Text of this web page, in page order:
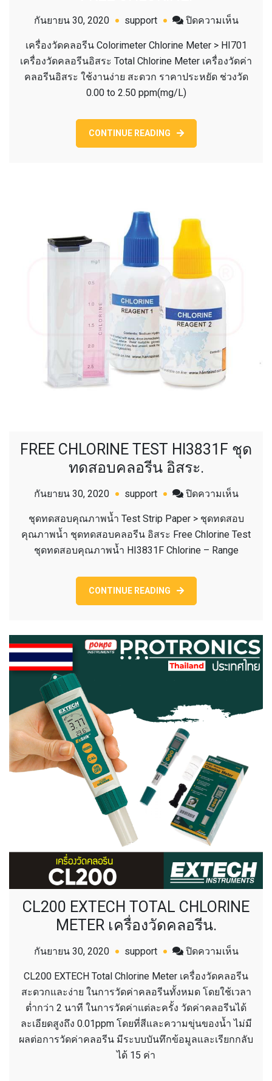
กันยายน 30, 2020 support ปิดความเห็นบน
เครื่อง
วัด
คลอรีน
เครื่องวัดคลอรีน Colorimeter Chlorine Meter > HI701
เครื่องวัดคลอรีนอิสระ Total Chlorine Meter เครื่องวัดค่า
คลอรีนอิสระ ใช้งานง่าย สะดวก ราคาประหยัด ช่วงวัด
0.00 to 2.50 ppm(mg/L)
CONTINUE READING
FREE CHLORINE TEST HI3831F ชุด
ทดสอบคลอรีน อิสระ.
กันยายน 30, 2020 support ปิดความเห็นบน
TEST
ชุดทดสอบคุณภาพน้ำ Test Strip Paper > ชุดทดสอบ
คุณภาพน้ำ ชุดทดสอบคลอรีน อิสระ Free Chlorine Test
ชุดทดสอบคุณภาพน้ำ HI3831F Chlorine – Range
CONTINUE READING
CL200 EXTECH TOTAL CHLORINE
METER เครื่องวัดคลอรีน.
กันยายน 30, 2020 support ปิดความเห็นบน
TOTAL
METER
เครื่อง
CL200 EXTECH Total Chlorine Meter เครื่องวัดคลอรีน
สะดวกและง่าย ในการวัดค่าคลอรีนทั้งหมด โดยใช้เวลา
ต่ำกว่า 2 นาที ในการวัดค่าแต่ละครั้ง วัดค่าคลอรีนได้
ละเอียดสูงถึง 0.01ppm โดยที่สีและความขุ่นของน้ำ ไม่มี
ผลต่อการวัดค่าคลอรีน มีระบบบันทึกข้อมูลและเรียกกลับ
ได้ 15 ค่า